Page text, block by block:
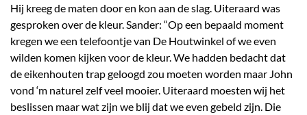
Hij kreeg de maten door en kon aan de slag. Uiteraard was
gesproken over de kleur. Sander: “Op een bepaald moment
kregen we een telefoontje van De Houtwinkel of we even
wilden komen kijken voor de kleur. We hadden bedacht dat
de eikenhouten trap geloogd zou moeten worden maar John
vond ‘m naturel zelf veel mooier. Uiteraard moesten wij het
beslissen maar wat zijn we blij dat we even gebeld zijn. Die